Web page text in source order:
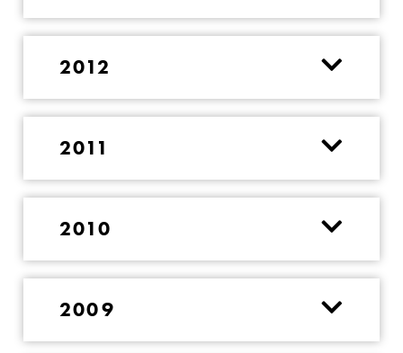
2012
2011
2010
2009